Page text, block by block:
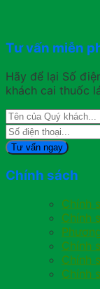
Tư vấn miễn
Hãy để lại Số
khách cai thuốc
Chính sách
Chính
Chính
Chính
Chính
Chính